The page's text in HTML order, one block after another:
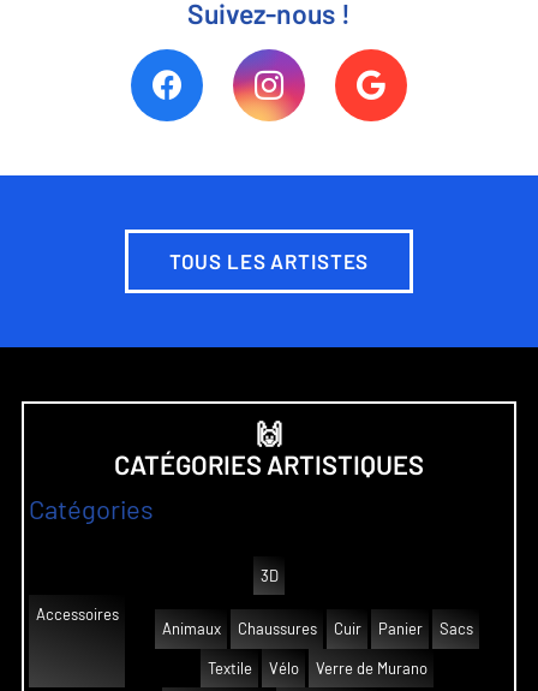
Suivez-nous !
TOUS LES ARTISTES
🙌
CATÉGORIES ARTISTIQUES
Catégories
3D
Accessoires
Animaux
Chaussures Cuir Panier Sacs
Textile Vélo Verre de Murano